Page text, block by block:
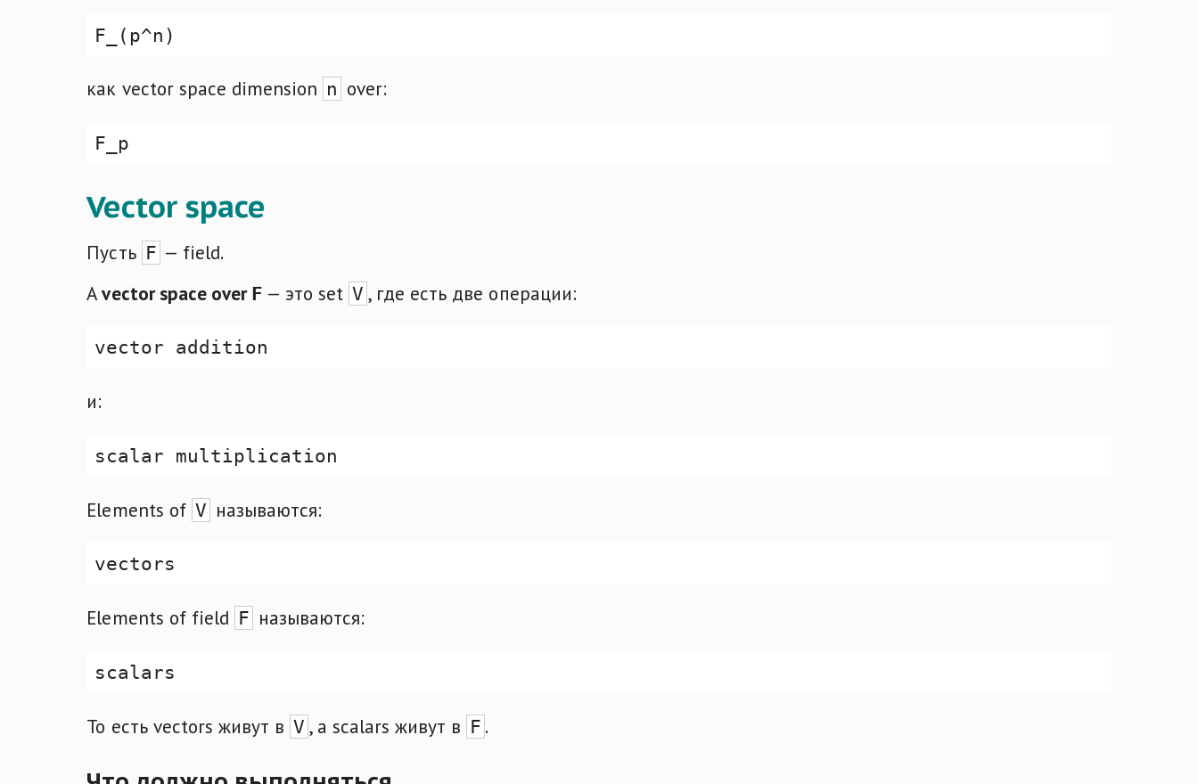
как vector space dimension n over:
Vector space
Пусть F — field.
Avector space over F — это set V , где есть две операции:
и:
Elements of V называются:
Elements of field F называются:
То есть vectors живут в V , а scalars живут в F .